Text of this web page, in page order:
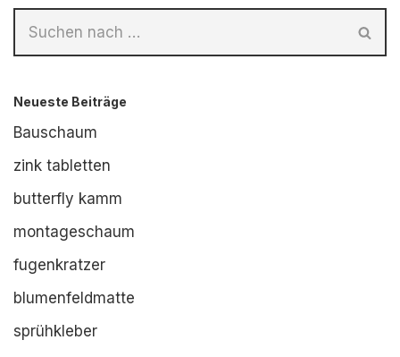
Neueste Beiträge
Bauschaum
zink tabletten
butterfly kamm
montageschaum
fugenkratzer
blumenfeldmatte
sprühkleber